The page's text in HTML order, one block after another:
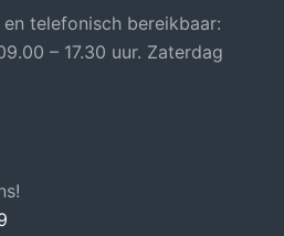
telefonisch bereikbaar:
– 17.30 uur. Zaterdag